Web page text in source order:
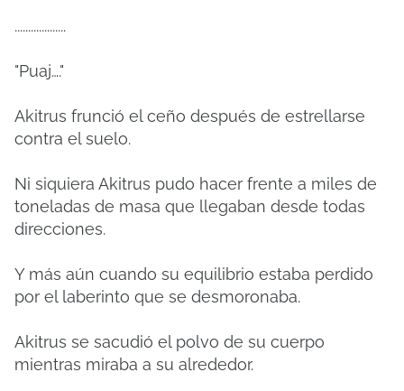
...................
"Puaj…."
Akitrus frunció el ceño después de estrellarse
contra el suelo.
Ni siquiera Akitrus pudo hacer frente a miles de
toneladas de masa que llegaban desde todas
direcciones.
Y más aún cuando su equilibrio estaba perdido
por el laberinto que se desmoronaba.
Akitrus se sacudió el polvo de su cuerpo
mientras miraba a su alrededor.